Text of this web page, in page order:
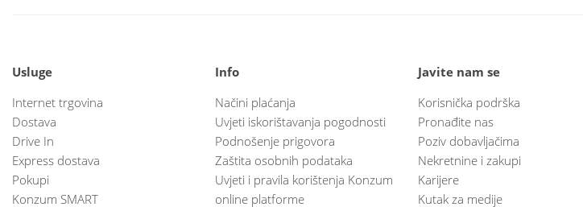
Usluge
Internet trgovina
Dostava
Drive In
Express dostava
Pokupi
Konzum SMART
Info
Načini plaćanja
Uvjeti iskorištavanja pogodnosti
Podnošenje prigovora
Zaštita osobnih podataka
Uvjeti i pravila korištenja Konzum
online platforme
Javite nam se
Korisnička podrška
Pronađite nas
Poziv dobavljačima
Nekretnine i zakupi
Karijere
Kutak za medije